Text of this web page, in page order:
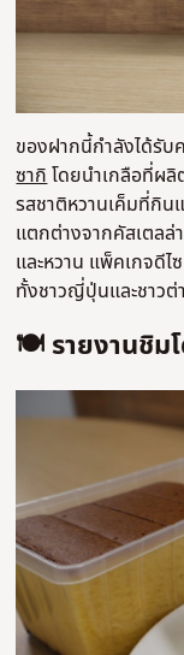
ของฝากนี้กำลังได้รับ
ซากิโดยนำเกลือที่ผลิ
รสชาติหวานเค็มที่กิน
แตกต่างจากคัสเตลล่
และหวาน แพ็คเกจดี
ทั้งชาวญี่ปุ่นและชาวต่
🍽️ รายงานชิม